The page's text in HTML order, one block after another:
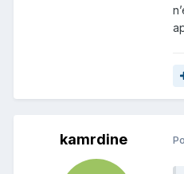
kamrdine